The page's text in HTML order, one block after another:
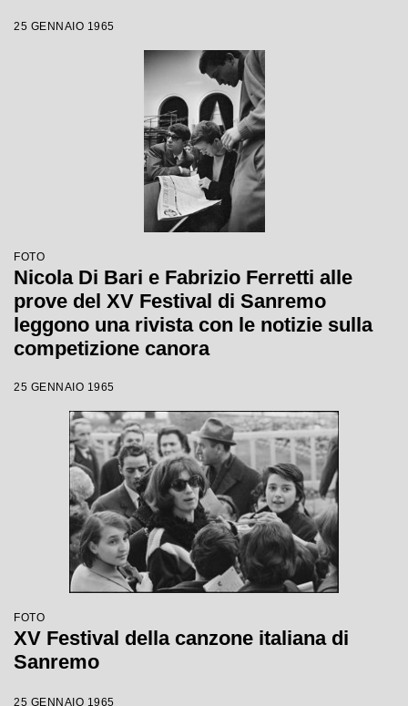
25 GENNAIO 1965
FOTO
Nicola Di Bari e Fabrizio Ferretti alle
prove del XV Festival di Sanremo
leggono una rivista con le notizie sulla
competizione canora
25 GENNAIO 1965
FOTO
XV Festival della canzone italiana di
Sanremo
25 GENNAIO 1965